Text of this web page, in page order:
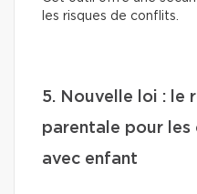
les risques de conflits.
5. Nouvelle loi : le
parentale pour
avec enfant